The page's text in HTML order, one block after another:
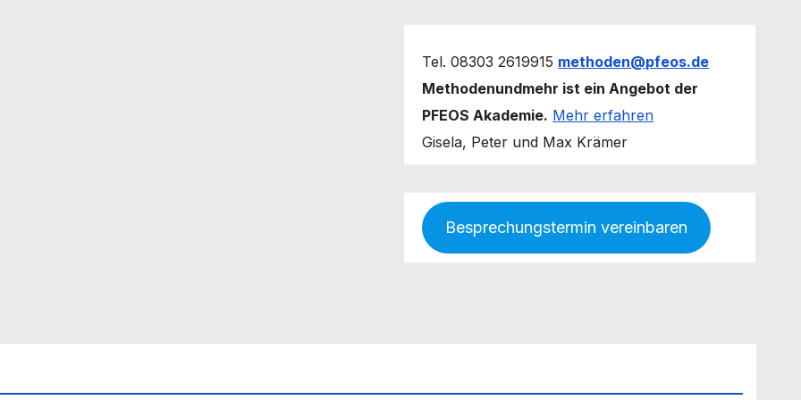
Tel. 08303 2619915 methoden@pfeos.de
Methodenundmehr ist ein Angebot der
PFEOS Akademie. Mehr erfahren
Gisela, Peter und Max Krämer
Besprechungstermin vereinbaren